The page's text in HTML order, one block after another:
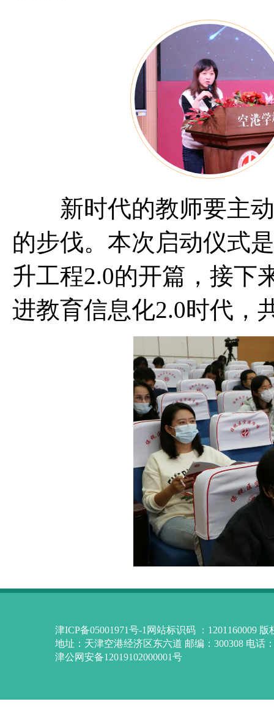
新时代的教师要主动
的步伐。本次启动仪式
升工程2.0的开篇，接下
进教育信息化2.0时代，
津ICP备05001971号-1网站标识码 ：1201160009
地址：天津空港经济区东六道 邮编：300308 电话
津公网安备12019102000001号